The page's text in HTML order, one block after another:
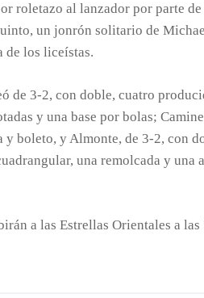
roletazo al lanzador por parte
un jonrón solitario de
de los liceístas.
de 3-2, con doble, cuatro
y una base por bolas;
y boleto, y Almonte, de 3-2, con
una remolcada y
a las Estrellas Orientales a